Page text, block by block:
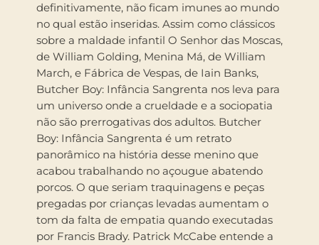
definitivamente, não ficam imunes ao mundo
no qual estão inseridas. Assim como clássicos
sobre a maldade infantil O Senhor das Moscas,
de William Golding, Menina Má, de William
March, e Fábrica de Vespas, de Iain Banks,
Butcher Boy: Infância Sangrenta nos leva para
um universo onde a crueldade e a sociopatia
não são prerrogativas dos adultos. Butcher
Boy: Infância Sangrenta é um retrato
panorâmico na história desse menino que
acabou trabalhando no açougue abatendo
porcos. O que seriam traquinagens e peças
pregadas por crianças levadas aumentam o
tom da falta de empatia quando executadas
por Francis Brady. Patrick McCabe entende a